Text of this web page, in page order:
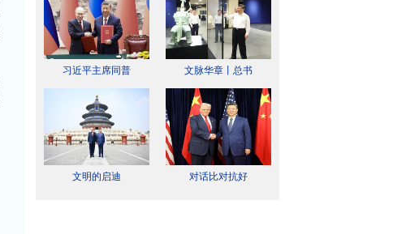
习近平主席同普 文脉华章丨总书
文明的启迪 对话比对抗好